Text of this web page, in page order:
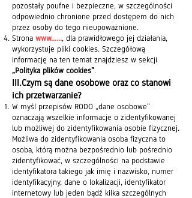
pozostały poufne i bezpieczne, w szczególności
odpowiednio chronione przed dostępem do nich
przez osoby do tego nieupoważnione.
Strona www......, dla prawidłowego jej działania,
wykorzystuje pliki cookies. Szczegółową
informację na ten temat znajdziesz w sekcji
„Polityka plików cookies”.
III.Czym są dane osobowe oraz co stanowi
ich przetwarzanie?
W myśl przepisów RODO „dane osobowe”
oznaczają wszelkie informacje o zidentyfikowanej
lub możliwej do zidentyfikowania osobie fizycznej.
Możliwa do zidentyfikowania osoba fizyczna to
osoba, którą można bezpośrednio lub pośrednio
zidentyfikować, w szczególności na podstawie
identyfikatora takiego jak imię i nazwisko, numer
identyfikacyjny, dane o lokalizacji, identyfikator
internetowy lub jeden bądź kilka szczególnych